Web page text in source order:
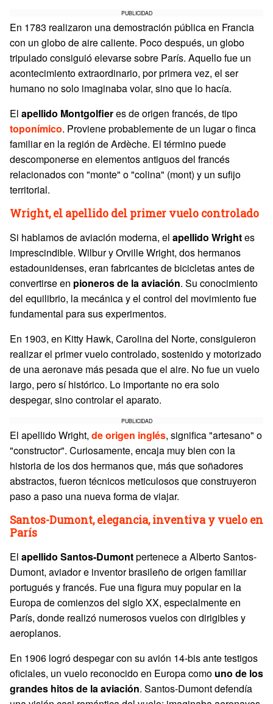
PUBLICIDAD
En 1783 realizaron una demostración pública en Francia
con un globo de aire caliente. Poco después, un globo
tripulado consiguió elevarse sobre París. Aquello fue un
acontecimiento extraordinario, por primera vez, el ser
humano no solo imaginaba volar, sino que lo hacía.
El apellido Montgolfieres de origen francés, de tipo
toponímico. Proviene probablemente de un lugar o finca
familiar en la región de Ardèche. El término puede
descomponerse en elementos antiguos del francés
relacionados con "monte" o "colina" (mont) y un sufijo
territorial.
Wright, el apellido del primer vuelo controlado
Si hablamos de aviación moderna, el apellido Wrightes
imprescindible. Wilbur y Orville Wright, dos hermanos
estadounidenses, eran fabricantes de bicicletas antes de
convertirse en pioneros de la aviación. Su conocimiento
del equilibrio, la mecánica y el control del movimiento fue
fundamental para sus experimentos.
En 1903, en Kitty Hawk, Carolina del Norte, consiguieron
realizar el primer vuelo controlado, sostenido y motorizado
de una aeronave más pesada que el aire. No fue un vuelo
largo, pero sí histórico. Lo importante no era solo
despegar, sino controlar el aparato.
PUBLICIDAD
El apellido Wright, de origen inglés, significa "artesano" o
"constructor". Curiosamente, encaja muy bien con la
historia de los dos hermanos que, más que soñadores
abstractos, fueron técnicos meticulosos que construyeron
paso a paso una nueva forma de viajar.
Santos-Dumont, elegancia, inventiva y vuelo en
París
El apellido Santos-Dumontpertenece a Alberto Santos-
Dumont, aviador e inventor brasileño de origen familiar
portugués y francés. Fue una figura muy popular en la
Europa de comienzos del siglo XX, especialmente en
París, donde realizó numerosos vuelos con dirigibles y
aeroplanos.
En 1906 logró despegar con su avión 14-bis ante testigos
oficiales, un vuelo reconocido en Europa como uno de los
grandes hitos de la aviación. Santos-Dumont defendía